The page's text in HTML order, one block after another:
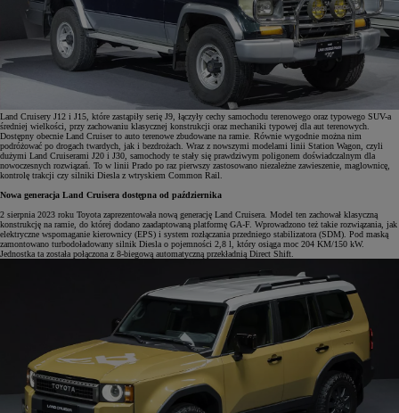
Land Cruisery J12 i J15, które zastąpiły serię J9, łączyły cechy samochodu terenowego oraz typowego SUV-a
średniej wielkości, przy zachowaniu klasycznej konstrukcji oraz mechaniki typowej dla aut terenowych.
Dostępny obecnie Land Cruiser to auto terenowe zbudowane na ramie. Równie wygodnie można nim
podróżować po drogach twardych, jak i bezdrożach. Wraz z nowszymi modelami linii Station Wagon, czyli
dużymi Land Cruiserami J20 i J30, samochody te stały się prawdziwym poligonem doświadczalnym dla
nowoczesnych rozwiązań. To w linii Prado po raz pierwszy zastosowano niezależne zawieszenie, maglownicę,
kontrolę trakcji czy silniki Diesla z wtryskiem Common Rail.
Nowa generacja Land Cruisera dostępna od października
2 sierpnia 2023 roku Toyota zaprezentowała nową generację Land Cruisera. Model ten zachował klasyczną
konstrukcję na ramie, do której dodano zaadaptowaną platformę GA-F. Wprowadzono też takie rozwiązania, jak
elektryczne wspomaganie kierownicy (EPS) i system rozłączania przedniego stabilizatora (SDM). Pod maską
zamontowano turbodoładowany silnik Diesla o pojemności 2,8 l, który osiąga moc 204 KM/150 kW.
Jednostka ta została połączona z 8-biegową automatyczną przekładnią Direct Shift.